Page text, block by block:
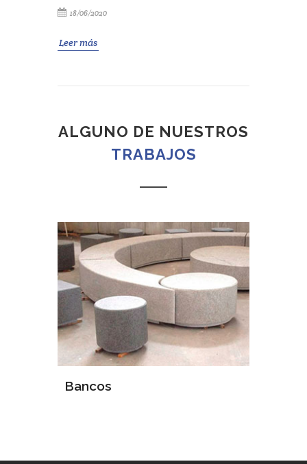
18/06/2020
Leer más
ALGUNO DE NUESTROS
TRABAJOS
Interior Palacio Real